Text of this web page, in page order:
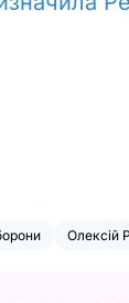
Олексій